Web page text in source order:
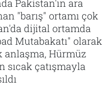
Pakistan'ın ara
"barış" ortamı çok
dijital ortamda
Mutabakatı" olarak
anlaşma, Hürmüz
sıcak çatışmayla